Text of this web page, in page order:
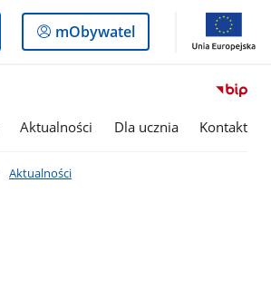
Logowanie
do
mObywatel
Aktualności Dla ucznia Kontakt
Aktualności